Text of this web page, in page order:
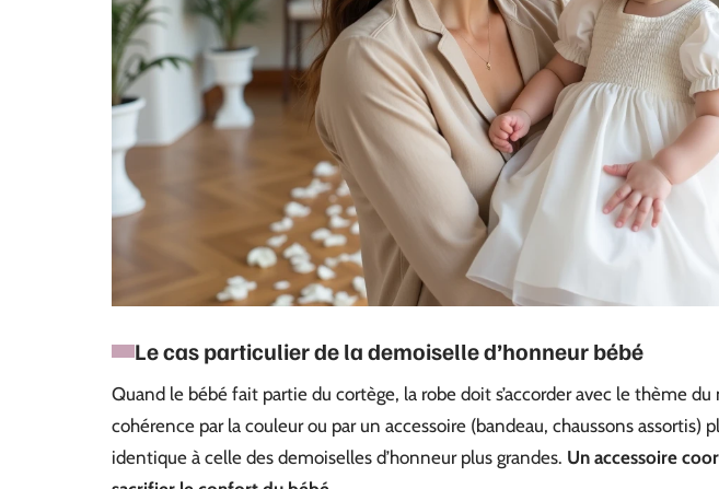
Le cas particulier de la demoiselle d’honneur bébé
Quand le bébé fait partie du cortège, la robe doit s’accorder avec le thème
cohérence par la couleur ou par un accessoire (bandeau, chaussons assortis)
identique à celle des demoiselles d’honneur plus grandes. Un accessoire